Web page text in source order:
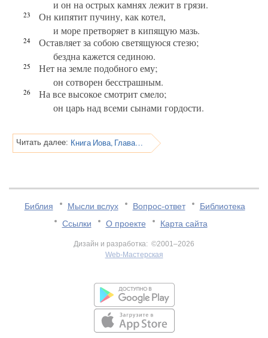
и он на острых камнях лежит в грязи.
23
Он кипятит пучину, как котел,
и море претворяет в кипящую мазь.
24
Оставляет за собою светящуюся стезю;
бездна кажется сединою.
25
Нет на земле подобного ему;
он сотворен бесстрашным.
26
На все высокое смотрит смело;
он царь над всеми сынами гордости.
Читать далее: Книга Иова, Глава 42
Библия Мысли вслух Вопрос-ответ
Библиотека
Ссылки
О проекте Карта сайта
Дизайн и разработка: ©2001–2026
Web-Мастерская